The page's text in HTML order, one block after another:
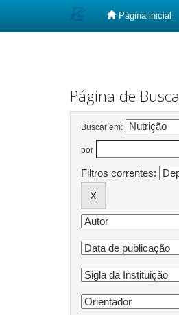
Página inicial
Página de Busca
Buscar em:
por
Filtros correntes: